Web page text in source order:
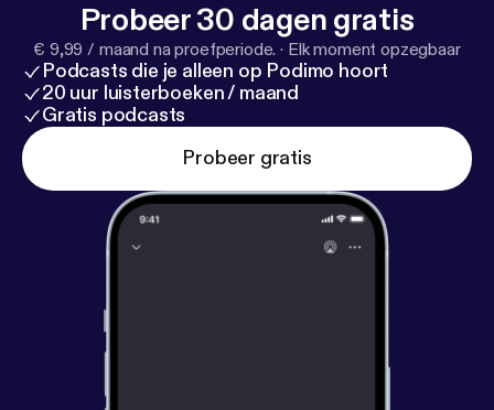
Probeer 30 dagen gratis
€ 9,99 / maand na proefperiode. · Elk moment opzegbaar
Podcasts die je alleen op Podimo hoort
20 uur luisterboeken / maand
Gratis podcasts
Probeer gratis